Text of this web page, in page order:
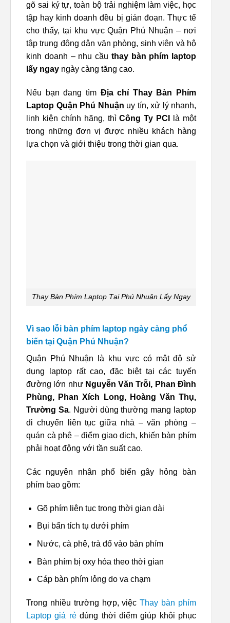
gõ sai ký tự, toàn bộ trải nghiệm làm việc, học
tập hay kinh doanh đều bị gián đoạn. Thực tế
cho thấy, tại khu vực Quận Phú Nhuận – nơi
tập trung đông dân văn phòng, sinh viên và hộ
kinh doanh – nhu cầu thay bàn phím laptop
lấy ngay ngày càng tăng cao.
Nếu bạn đang tìm Địa chỉ Thay Bàn Phím
Laptop Quận Phú Nhuận uy tín, xử lý nhanh,
linh kiện chính hãng, thìCông Ty PCI
là một
trong những đơn vị được nhiều khách hàng
lựa chọn và giới thiệu trong thời gian qua.
Thay Bàn Phím Laptop Tại Phú Nhuận Lấy Ngay
Vì sao lỗi bàn phím laptop ngày càng phổ
biến tại Quận Phú Nhuận?
Quận Phú Nhuận là khu vực có mật độ sử
dụng laptop rất cao, đặc biệt tại các tuyến
đường lớn như Nguyễn Văn Trỗi, Phan Đình
Phùng, Phan Xích Long, Hoàng Văn Thụ,
Trường Sa. Người dùng thường mang laptop
di chuyển liên tục giữa nhà – văn phòng –
quán cà phê – điểm giao dịch, khiến bàn phím
phải hoạt động với tần suất cao.
Các nguyên nhân phổ biến gây hỏng bàn
phím bao gồm:
Gõ phím liên tục trong thời gian dài
Bụi bẩn tích tụ dưới phím
Nước, cà phê, trà đổ vào bàn phím
Bàn phím bị oxy hóa theo thời gian
Cáp bàn phím lỏng do va chạm
Trong nhiều trường hợp, việcThay bàn phím
Laptop giá rẻđúng thời điểm giúp khôi phục